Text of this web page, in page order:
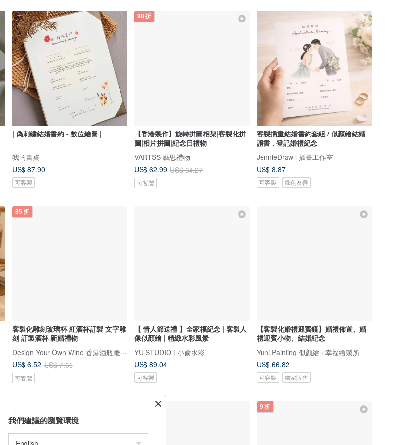
| 偽刺繡結婚書約 - 數位繪圖 |
我的書桌
US$ 87.90
可客製
98 折
【香港製作】旋轉拼圖相架|客製化拼
圖|相片拼圖|紀念日禮物
VARTSS 藝思禮物
US$ 62.99 US$ 64.27
可客製
客製插畫結婚書約套組 / 似顏繪結婚
證書 . 登記婚禮紀念
JennieDraw l 插畫工作室
US$ 8.87
可客製 綠色友善
85 折
客製化雕刻玻璃杯 紅酒杯訂製 文字雕
刻 訂製酒杯 新婚禮物
Design Your Own Wine 香港酒瓶雕刻禮品專門店
US$ 6.52 US$ 7.66
可客製
【 情人節送禮 】全家福紀念 | 客製人
像似顏繪 | 精緻水彩風景
YU STUDIO | 小俞水彩
US$ 89.04
可客製
【客製化婚禮迎賓鏡】婚禮佈置、婚
禮迎賓小物、結婚紀念
Yuni.Painting 似顏繪 ‧ 幸福繪製所
US$ 66.82
可客製 獨家販售
9 折
我們建議的瀏覽環境